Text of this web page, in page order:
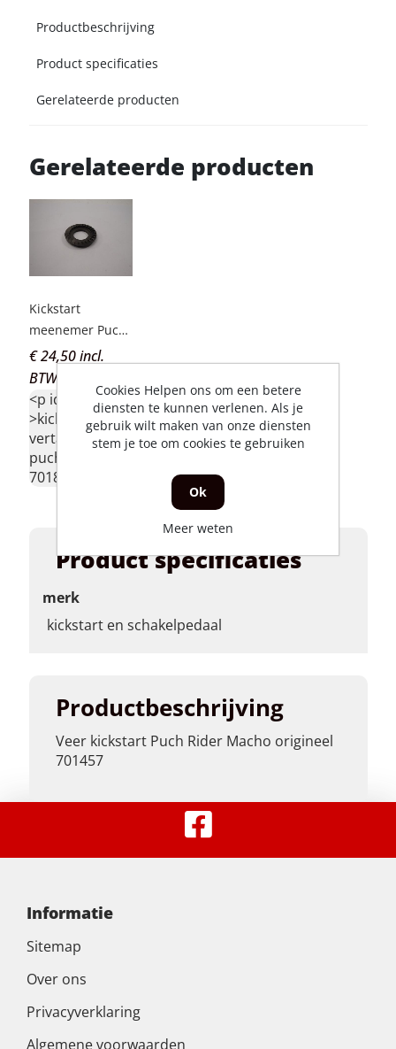
Productbeschrijving
Veer kickstart Puch Rider Macho origineel
701457
Product specificaties
merk
kickstart en schakelpedaal
Productbeschrijving
Product specificaties
Gerelateerde producten
Gerelateerde producten
Kickstart
meenemer Puch
Rider Macho
€ 24,50 incl.
BTW
<p id="c1-id-6"
>kickstart
vertanding
puch rider
701804 </p>
Informatie
Sitemap
Over ons
Privacyverklaring
Algemene voorwaarden
Cookies Helpen ons om een betere
diensten te kunnen verlenen. Als je
gebruik wilt maken van onze diensten
stem je toe om cookies te gebruiken
Ok
Meer weten